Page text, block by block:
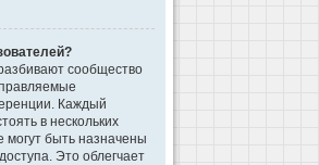
сообщество
Каждый
в нескольких
могут быть назначены
Это облегчает